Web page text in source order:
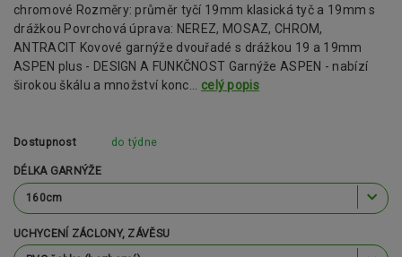
chromové Rozměry: průměr tyčí 19mm klasická tyč a 19mm s
drážkou Povrchová úprava: NEREZ, MOSAZ, CHROM,
ANTRACIT Kovové garnýže dvouřadé s drážkou 19 a 19mm
ASPEN plus - DESIGN A FUNKČNOST Garnýže ASPEN - nabízí
širokou škálu a množství konc... celý popis
Dostupnost do týdne
DÉLKA GARNÝŽE
UCHYCENÍ ZÁCLONY, ZÁVĚSU